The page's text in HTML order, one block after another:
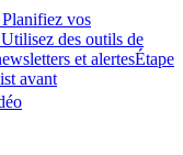
vos
des outils de
et alertesÉtape
avant